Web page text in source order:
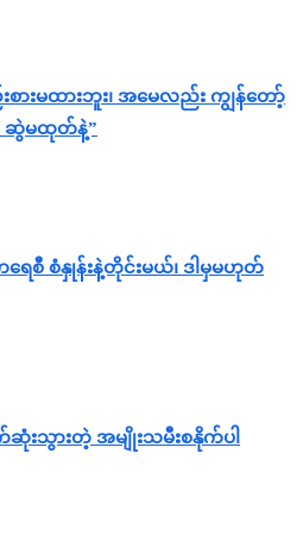
ားမထားဘူး၊ အမေလည်း ကျွန်တော့်
ဆွဲမထုတ်နဲ့”
စီ စံနှုန်းနဲ့တိုင်းမယ်၊ ဒါမှမဟုတ်
ဆုံးသွားတဲ့ အမျိုးသမီးစနိုက်ပါ